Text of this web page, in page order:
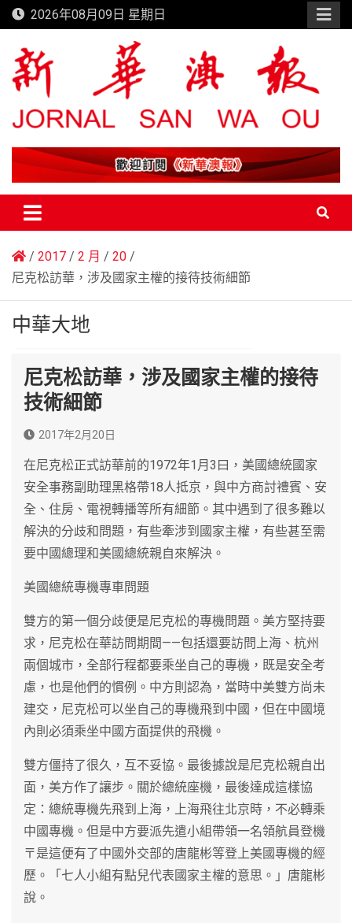
Skip
to
content
2026年08月09日 星期日
新華澳報
2017 2 月
20
尼克松訪華，涉及國家主權的接待技術細節
中華大地
尼克松訪華，涉及國家主權的接待
技術細節
2017年2月20日
在尼克松正式訪華前的1972年1月3曰，美國總統國家
安全事務副助理黑格帶18人抵京，與中方商討禮賓、安
全、住房、電視轉播等所有細節。其中遇到了很多難以
解決的分歧和問題，有些牽涉到國家主權，有些甚至需
要中國總理和美國總統親自來解決。
美國總統專機專車問題
雙方的第一個分歧便是尼克松的專機問題。美方堅持要
求，尼克松在華訪問期間——包括還要訪問上海、杭州
兩個城市，全部行程都要乘坐自己的專機，既是安全考
慮，也是他們的慣例。中方則認為，當時中美雙方尚未
建交，尼克松可以坐自己的專機飛到中國，但在中國境
內則必須乘坐中國方面提供的飛機。
雙方僵持了很久，互不妥協。最後據說是尼克松親自出
面，美方作了讓步。關於總統座機，最後達成這樣協
定：總統專機先飛到上海，上海飛往北京時，不必轉乘
中國專機。但是中方要派先遣小組帶領一名領航員登機
〒是這便有了中國外交部的唐龍彬等登上美國專機的經
歷。「七人小組有點兒代表國家主權的意思。」唐龍彬
說。